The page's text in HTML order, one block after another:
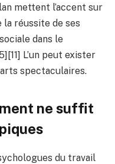
mettent l’accent sur
réussite de ses
dans le
L’un peut exister
spectaculaires.
ne suffit
du travail